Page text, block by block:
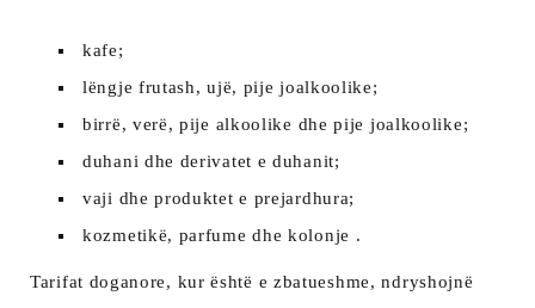
kafe;
lëngje frutash, ujë, pije joalkoolike;
birrë, verë, pije alkoolike dhe pije joalkoolike;
duhani dhe derivatet e duhanit;
vaji dhe produktet e prejardhura;
kozmetikë, parfume dhe kolonje .
Tarifat doganore, kur është e zbatueshme, ndryshojnë